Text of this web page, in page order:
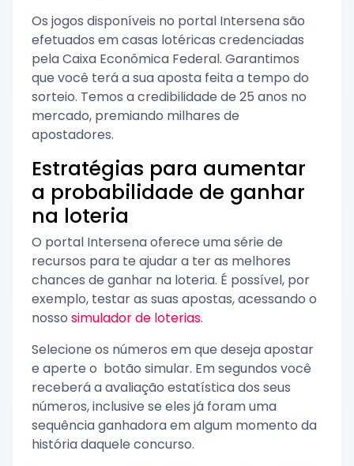
Os jogos disponíveis no portal Intersena são
efetuados em casas lotéricas credenciadas
pela Caixa Econômica Federal. Garantimos
que você terá a sua aposta feita a tempo do
sorteio. Temos a credibilidade de 25 anos no
mercado, premiando milhares de
apostadores.
Estratégias para aumentar
a probabilidade de ganhar
na loteria
O portal Intersena oferece uma série de
recursos para te ajudar a ter as melhores
chances de ganhar na loteria. É possível, por
exemplo, testar as suas apostas, acessando o
nosso simulador de loterias.
Selecione os números em que deseja apostar
e aperte o botão simular. Em segundos você
receberá a avaliação estatística dos seus
números, inclusive se eles já foram uma
sequência ganhadora em algum momento da
história daquele concurso.